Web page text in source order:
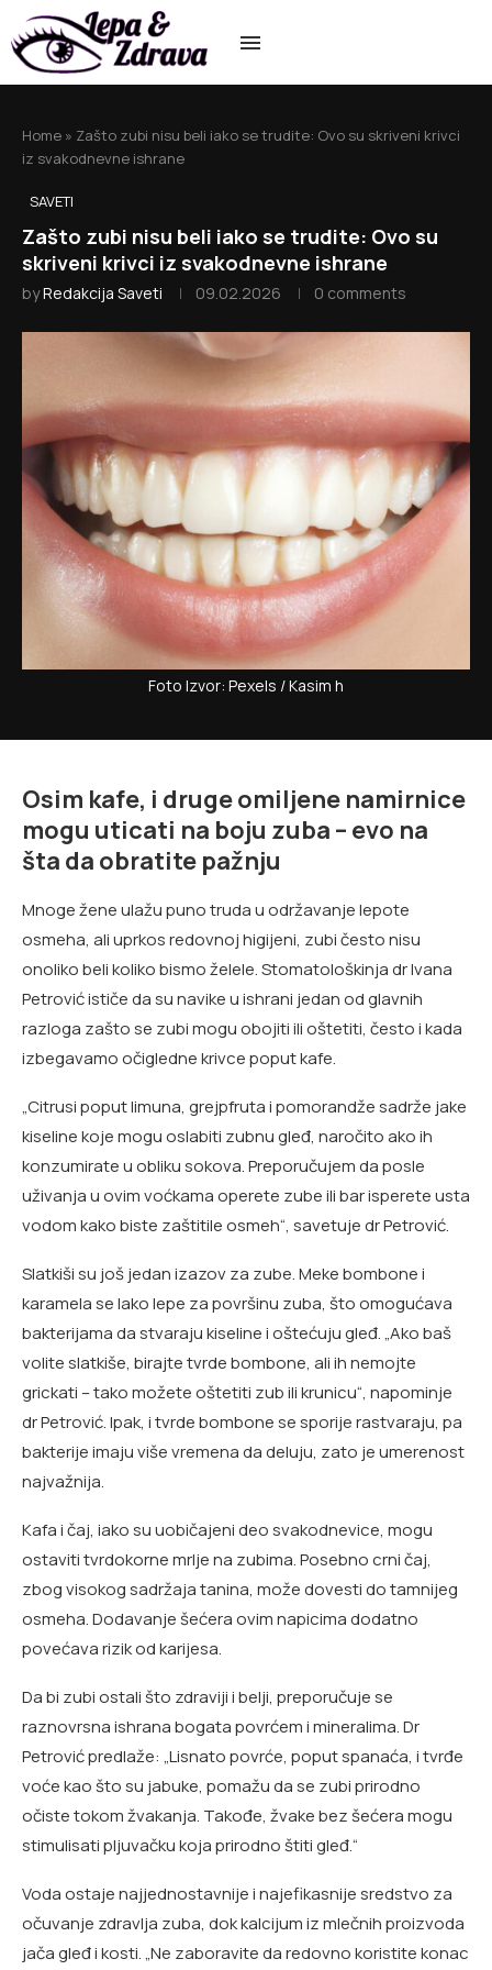
Home » Zašto zubi nisu beli iako se trudite: Ovo su skriveni krivci
iz svakodnevne ishrane
SAVETI
Zašto zubi nisu beli iako se trudite: Ovo su
skriveni krivci iz svakodnevne ishrane
byRedakcija Saveti 09.02.2026 0 comments
Foto Izvor: Pexels / Kasim h
Osim kafe, i druge omiljene namirnice
mogu uticati na boju zuba – evo na
šta da obratite pažnju
Mnoge žene ulažu puno truda u održavanje lepote
osmeha, ali uprkos redovnoj higijeni, zubi često nisu
onoliko beli koliko bismo želele. Stomatološkinja dr Ivana
Petrović ističe da su navike u ishrani jedan od glavnih
razloga zašto se zubi mogu obojiti ili oštetiti, često i kada
izbegavamo očigledne krivce poput kafe.
„Citrusi poput limuna, grejpfruta i pomorandže sadrže jake
kiseline koje mogu oslabiti zubnu gleđ, naročito ako ih
konzumirate u obliku sokova. Preporučujem da posle
uživanja u ovim voćkama operete zube ili bar isperete usta
vodom kako biste zaštitile osmeh“, savetuje dr Petrović.
Slatkiši su još jedan izazov za zube. Meke bombone i
karamela se lako lepe za površinu zuba, što omogućava
bakterijama da stvaraju kiseline i oštećuju gleđ. „Ako baš
volite slatkiše, birajte tvrde bombone, ali ih nemojte
grickati – tako možete oštetiti zub ili krunicu“, napominje
dr Petrović. Ipak, i tvrde bombone se sporije rastvaraju, pa
bakterije imaju više vremena da deluju, zato je umerenost
najvažnija.
Kafa i čaj, iako su uobičajeni deo svakodnevice, mogu
ostaviti tvrdokorne mrlje na zubima. Posebno crni čaj,
zbog visokog sadržaja tanina, može dovesti do tamnijeg
osmeha. Dodavanje šećera ovim napicima dodatno
povećava rizik od karijesa.
Da bi zubi ostali što zdraviji i belji, preporučuje se
raznovrsna ishrana bogata povrćem i mineralima. Dr
Petrović predlaže: „Lisnato povrće, poput spanaća, i tvrđe
voće kao što su jabuke, pomažu da se zubi prirodno
očiste tokom žvakanja. Takođe, žvake bez šećera mogu
stimulisati pljuvačku koja prirodno štiti gleđ.“
Voda ostaje najjednostavnije i najefikasnije sredstvo za
očuvanje zdravlja zuba, dok kalcijum iz mlečnih proizvoda
jača gleđ i kosti. „Ne zaboravite da redovno koristite konac